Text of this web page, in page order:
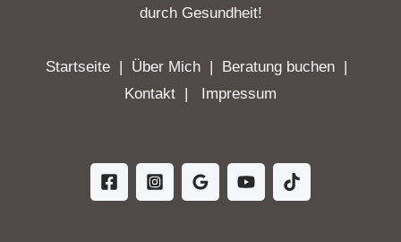
durch Gesundheit!
Startseite | Über Mich | Beratung buchen |
Kontakt | Impressum